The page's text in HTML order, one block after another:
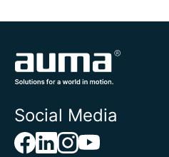
Social Media